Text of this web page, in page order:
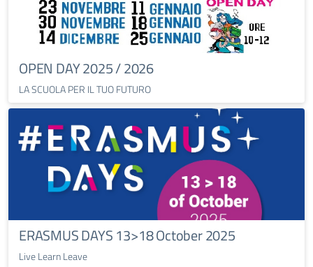
OPEN DAY 2025 / 2026
LA SCUOLA PER IL TUO FUTURO
ERASMUS DAYS 13>18 October 2025
Live Learn Leave